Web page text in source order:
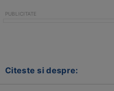
Citeste si despre: